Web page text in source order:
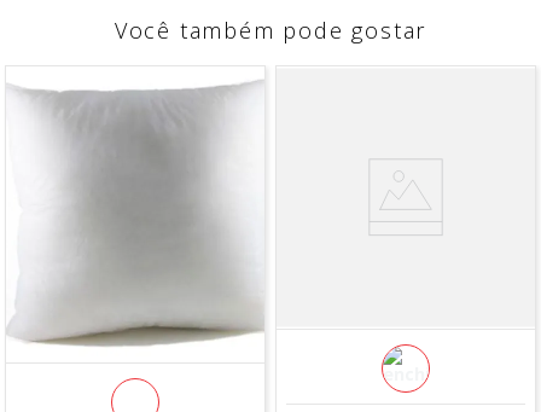
- Forro liso
- Ilhós Plástico cromado
CUIDADOS
- Lavagem normal até 40°C
Você também pode gostar